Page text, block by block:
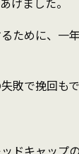
ために、一
敗で挽回も
ドキャップ